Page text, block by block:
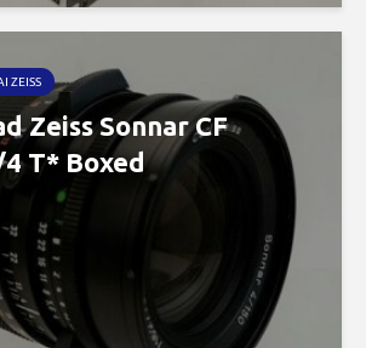
ZEISS
Zeiss Sonnar CF
T* Boxed